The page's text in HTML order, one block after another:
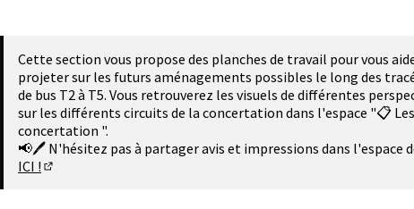
Cette section vous propose des planches de travail pour vous
projeter sur les futurs aménagements possibles le long des
de bus T2 à T5. Vous retrouverez les visuels de différentes
sur les différents circuits de la concertation dans l'espace "📋
concertation ".
📢🖊 N'hésitez pas à partager avis et impressions dans l'espace
ICI !